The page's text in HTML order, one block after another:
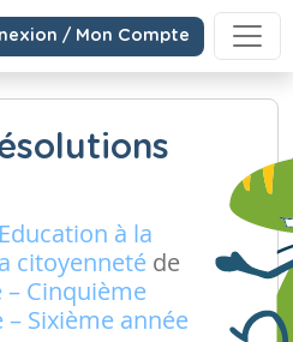
/ Mon Compte
Education à la
citoyenneté de
– Cinquième
Sixième année